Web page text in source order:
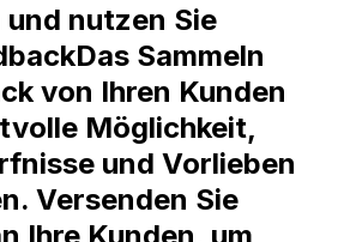
und nutzen Sie
Sammeln
von Ihren Kunden
Möglichkeit,
und Vorlieben
Versenden Sie